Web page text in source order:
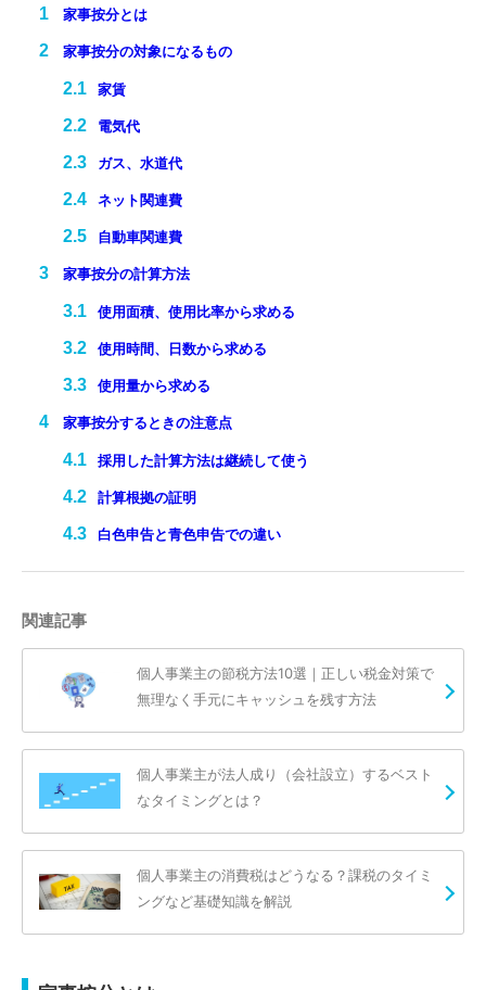
家事按分とは
家事按分の対象になるもの
家賃
電気代
ガス、水道代
ネット関連費
自動車関連費
家事按分の計算方法
使用面積、使用比率から求める
使用時間、日数から求める
使用量から求める
家事按分するときの注意点
採用した計算方法は継続して使う
計算根拠の証明
白色申告と青色申告での違い
関連記事
個人事業主の節税方法10選｜正しい税金対策で
無理なく手元にキャッシュを残す方法
個人事業主が法人成り（会社設立）するベスト
なタイミングとは？
個人事業主の消費税はどうなる？課税のタイミ
ングなど基礎知識を解説